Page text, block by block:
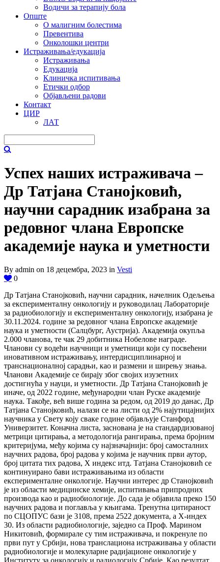
Водичи за терапију бола
Опште
О малигним болестима
Превентива
Онколошки центри
Истраживања/едукација
Истраживања
Едукација
Клиничка испитивања
Етички одбор
Објављени радови
Контакт
ЦИР
ЛАТ
Успех наших истраживача –
Др Татјана Станојковић,
научни сарадник изабрана за
редовног члана Европске
академије наука и уметности
By admin on 18 децембра, 2023 in Vesti
0
Др Татјана Станојковић, научни сарадник, начелник Одељења
за експерименталну онкологију и руководилац Лабораторије
за радиобиологију и експерименталну онкологију, изабрана је
30.11.2024. године за редовног члана Европске академије
наука и уметности (Салцбург, Аустрија). Академија окупља
2.000 чланова, те чак 29 добитника Нобелове награде.
Чланови су водећи научници и уметници који су посвећени
иновативном истраживању, интердисциплинарној и
транснационалној сарадњи, као и размени и ширењу знања.
Чланови Академије се бирају због својих изузетних
достигнућа у науци, и уметности. Др Татјана Станојковић је
иначе, од 2022 године, међународни члан Руске академије
наука. Такође, већ више година за редом, од 2019 до данас, Др
Татјана Станојковић, налази се на листи од 2% најутицајнијих
научника у Свету коју сваке године објављује Станфорд
Универзитет. Коначна листа, заснована је на стандардизованој
метрици цитирања, а методологија рангирања, према бројним
критеријума, међу којима су најзначајнији: број самосталних
научних радова, број радова у којима је научник први аутор,
број цитата тих радова, Х индекс итд. Татјана Станојковић се
континуирано бави истраживањима из области
експерименталне онкологије. Научни интерес др Станојковић
је из области медицинске хемије, испитивања припродних
производа као и радиобиологије. До сада је објавила преко 150
научних радова и поглавља у књигама. Тренутна цитираност
по СЦОПУС бази је 3108, према 2522 документа, а Х-индеx
30. Из области радиобиологије, заједно са Проф. Марином
Никитовић, формирале су тим истраживача, и покренуле по
први пут у Србији, нова транслациона истраживања у области
радиобиологије и молекуларне радијационе онкологије у